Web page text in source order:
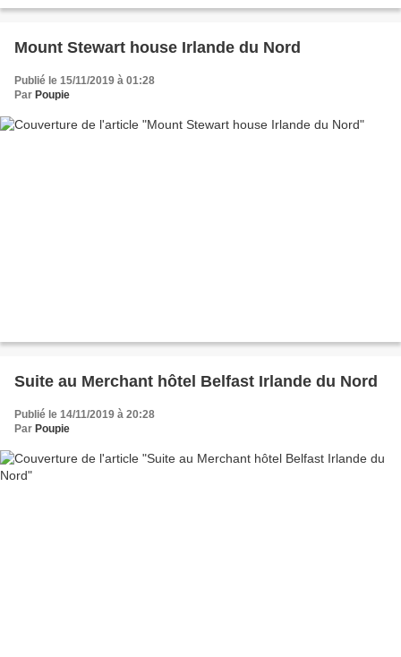
Mount Stewart house Irlande du Nord
Publié le 15/11/2019 à 01:28
Par Poupie
Suite au Merchant hôtel Belfast Irlande du Nord
Publié le 14/11/2019 à 20:28
Par Poupie